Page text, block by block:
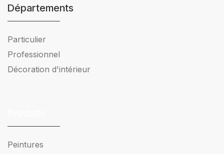
Départements
Particulier
Professionnel
Décoration d'intérieur
Peintures